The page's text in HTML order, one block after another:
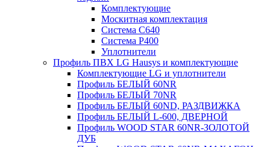
Комплектующие
Москитная комплектация
Система C640
Система P400
Уплотнители
Профиль ПВХ LG Hausys и комплектующие
Комплектующие LG и уплотнители
Профиль БЕЛЫЙ 60NR
Профиль БЕЛЫЙ 70NR
Профиль БЕЛЫЙ 60ND, РАЗДВИЖКА
Профиль БЕЛЫЙ L-600, ДВЕРНОЙ
Профиль WOOD STAR 60NR-ЗОЛОТОЙ
ДУБ